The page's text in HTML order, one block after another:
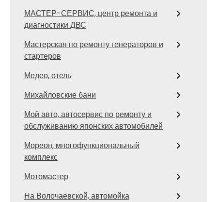
МАСТЕР-СЕРВИС, центр ремонта и
диагностики ДВС
Мастерская по ремонту генераторов и
стартеров
Медео, отель
Михайловские бани
Мой авто, автосервис по ремонту и
обслуживанию японских автомобилей
Мореон, многофункциональный
комплекс
Мотомастер
На Волочаевской, автомойка